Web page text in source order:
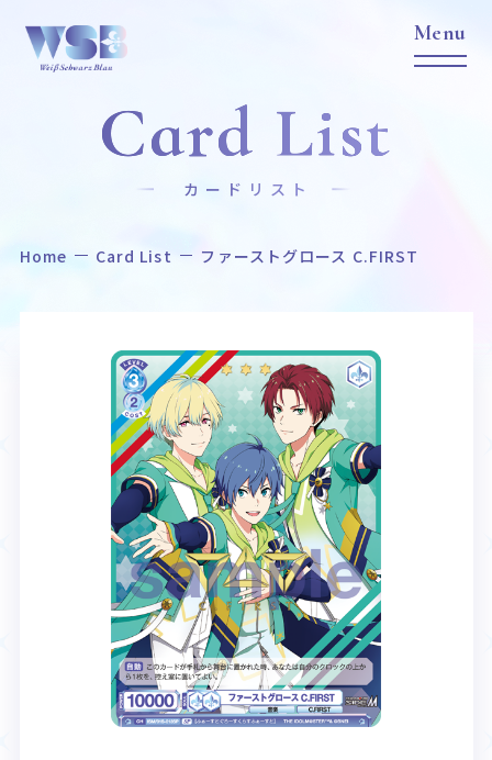
Home News
作品タイトル 商品情報
Event
イベント
Card List
カードリスト
Rule / Q&A
ルール/Q&A
Deck Recipe
デッキレシピ
Card List
カードリスト
Home Card List ファーストグロース C.FIRST